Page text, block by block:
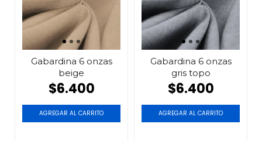
Gabardina 6 onzas
beige
$6.400
AGREGAR AL CARRITO
Gabardina 6 onzas
gris topo
$6.400
AGREGAR AL CARRITO